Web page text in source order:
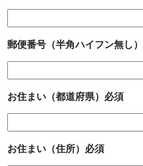
郵便番号（半角ハイフン無し）
お住まい（都道府県） 必須
お住まい（住所） 必須